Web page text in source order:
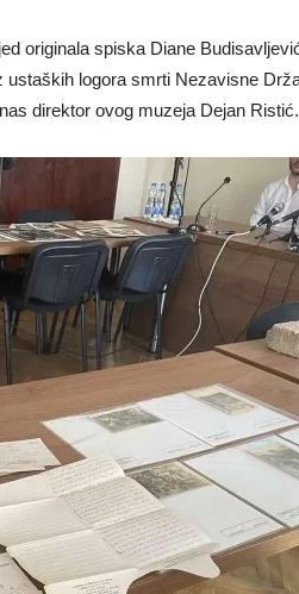
originala spiska Diane
logora smrti Nezavisne
direktor ovog muzeja Dejan Ristić.